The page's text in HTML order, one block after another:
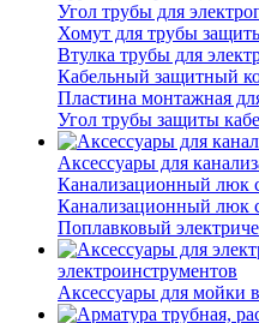
Угол трубы для
Хомут для трубы
Втулка трубы для
Кабельный защитный
Пластина монтажная
Угол трубы защиты
Аксессуары для
Канализационный люк
Канализационный люк
Поплавковый
электроинструментов
Аксессуары для мойки